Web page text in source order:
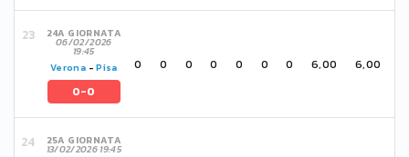
24A GIORNATA
06/02/2026
19:45
Verona -Pisa
0-0
0 0 0 0 0 0 0 6,00 6,00
25A GIORNATA
13/02/2026 19:45